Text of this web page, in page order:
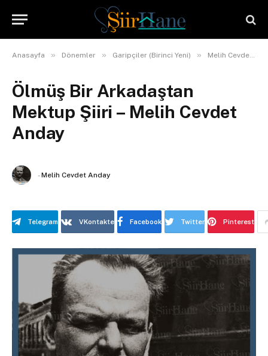
Anasayfa » Dönemler » Garipçiler (Birinci Yeni) » Melih Cevdet Anday
Ölmüş Bir Arkadaştan
Mektup Şiiri – Melih Cevdet
Anday
-Melih Cevdet Anday
Telegram VKontakte Facebook Twitter Pinterest